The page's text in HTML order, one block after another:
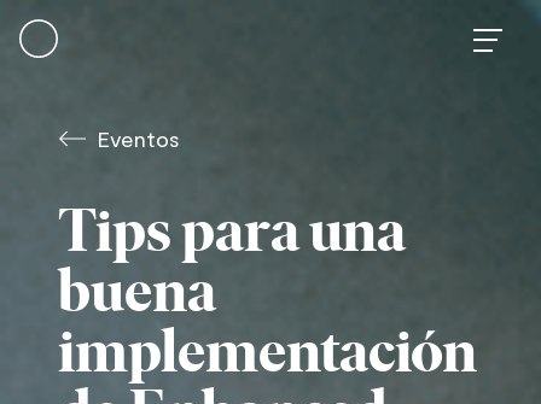
Eventos
Tips para una
buena
implementación